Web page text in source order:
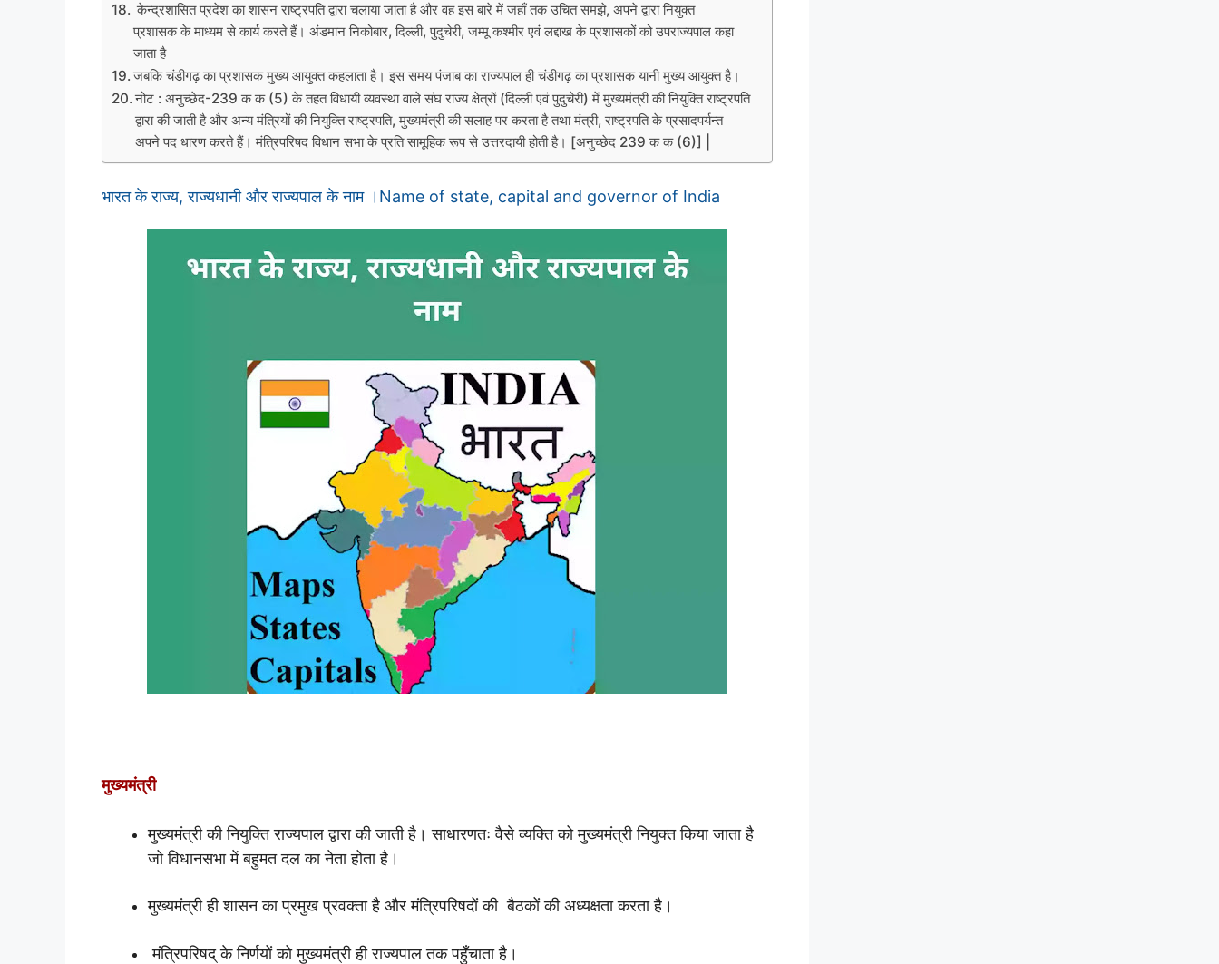
केन्द्रशासित प्रदेश का शासन राष्ट्रपति द्वारा चलाया जाता है और वह इस बारे में जहाँ तक उचित समझे, अपने द्वारा नियुक्त
प्रशासक के माध्यम से कार्य करते हैं। अंडमान निकोबार, दिल्ली, पुदुचेरी, जम्मू कश्मीर एवं लद्दाख के प्रशासकों को उपराज्यपाल कहा
जाता है
जबकि चंडीगढ़ का प्रशासक मुख्य आयुक्त कहलाता है। इस समय पंजाब का राज्यपाल ही चंडीगढ़ का प्रशासक यानी मुख्य आयुक्त है।
नोट : अनुच्छेद-239 क क (5) के तहत विधायी व्यवस्था वाले संघ राज्य क्षेत्रों (दिल्ली एवं पुदुचेरी) में मुख्यमंत्री की नियुक्ति राष्ट्रपति
द्वारा की जाती है और अन्य मंत्रियों की नियुक्ति राष्ट्रपति, मुख्यमंत्री की सलाह पर करता है तथा मंत्री, राष्ट्रपति के प्रसादपर्यन्त
अपने पद धारण करते हैं। मंत्रिपरिषद विधान सभा के प्रति सामूहिक रूप से उत्तरदायी होती है। [अनुच्छेद 239 क क (6)] |
भारत के राज्य, राज्यधानी और राज्यपाल के नाम ।Name of state, capital and governor of India
मुख्यमंत्री
मुख्यमंत्री की नियुक्ति राज्यपाल द्वारा की जाती है। साधारणतः वैसे व्यक्ति को मुख्यमंत्री नियुक्त किया जाता है
जो विधानसभा में बहुमत दल का नेता होता है।
मुख्यमंत्री ही शासन का प्रमुख प्रवक्ता है और मंत्रिपरिषदों की बैठकों की अध्यक्षता करता है।
मंत्रिपरिषद् के निर्णयों को मुख्यमंत्री ही राज्यपाल तक पहुँचाता है।